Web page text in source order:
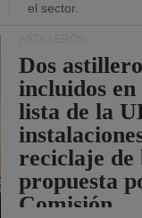
el sector.
Dos
incluidos
lista de la
reciclaje de
propuesta
Comisión.